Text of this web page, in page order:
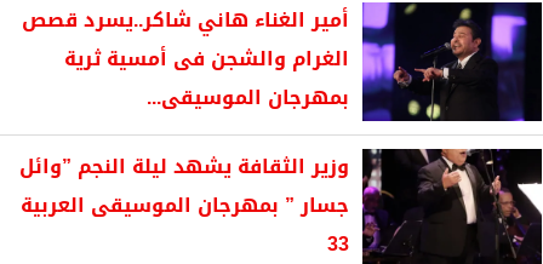
أمير الغناء هاني شاكر..يسرد قصص
الغرام والشجن فى أمسية ثرية
بمهرجان الموسيقى...
وزير الثقافة يشهد ليلة النجم ”وائل
جسار ” بمهرجان الموسيقى العربية
33